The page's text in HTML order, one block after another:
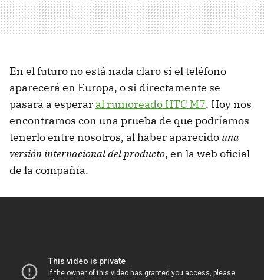
En el futuro no está nada claro si el teléfono
aparecerá en Europa, o si directamente se
pasará a esperar al rumoreado HTC M7. Hoy nos
encontramos con una prueba de que podríamos
tenerlo entre nosotros, al haber aparecido una
versión internacional del producto, en la web oficial
de la compañía.